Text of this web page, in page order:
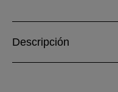
Descripción